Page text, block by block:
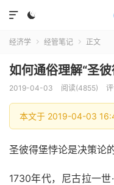


经济学  经管笔记  正文
如何通俗理解“圣
2019-04-03 阅读(4855)
本文于 2019-04-03
圣彼得堡悖论是决策论
1730年代，尼古拉一